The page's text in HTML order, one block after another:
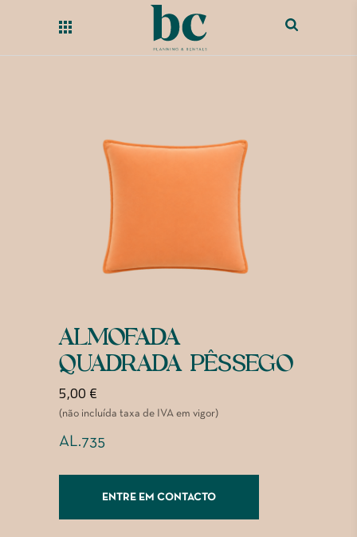
ALMOFADA
QUADRADA PÊSSEGO
5,00 €
(não incluída taxa de IVA em vigor)
AL.735
ENTRE EM CONTACTO